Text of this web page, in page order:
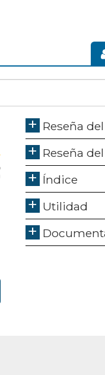
Reseña
Reseña
Índice
Utilidad